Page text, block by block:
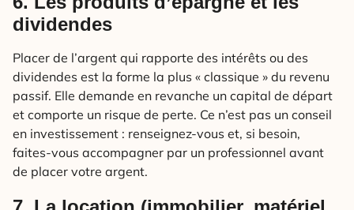
dividendes
Placer de l’argent qui rapporte des intérêts ou des
dividendes est la forme la plus « classique » du revenu
passif. Elle demande en revanche un capital de départ
et comporte un risque de perte. Ce n’est pas un conseil
en investissement : renseignez-vous et, si besoin,
faites-vous accompagner par un professionnel avant
de placer votre argent.